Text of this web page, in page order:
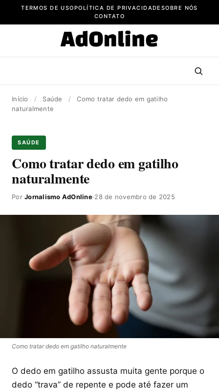
TERMOS DE USOPOLÍTICA DE PRIVACIDADE SOBRE NÓS
CONTATO
Início / Saúde /
Como tratar dedo em gatilho
naturalmente
SAÚDE
Como tratar dedo em gatilho
naturalmente
PorJornalismo AdOnline·28 de novembro de 2025
Como tratar dedo em gatilho naturalmente
O dedo em gatilho assusta muita gente porque o
dedo “trava” de repente e pode até fazer um